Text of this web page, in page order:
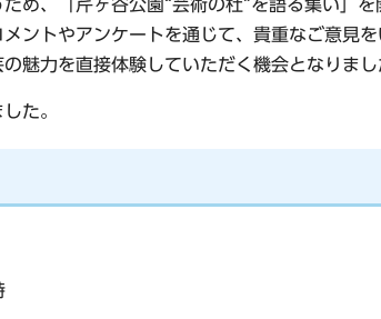
め、「芹ヶ谷公園“芸術の杜”を語る集い」
ントやアンケートを通じて、貴重なご意見を
魅力を直接体験していただく機会となりまし
た。